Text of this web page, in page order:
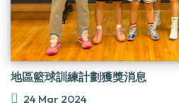
地區籃球訓練計劃獲獎消息
24 Mar 2024